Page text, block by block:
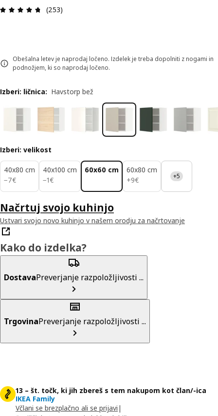
Ocena in komentar: 4.7 od skupno 5 zvezdic.
(253)
Obešalna letev je naprodaj ločeno. Izdelek je treba dopolniti z nogami in
podnožjem, ki so naprodaj ločeno.
Izberi: ličnica: Havstorp bež
Izberi: velikost
40x80 cm
−7€
7€
40x100 cm
−1€
1€
60x60 cm
60x80 cm
+9€
9€ +5
Načrtuj svojo kuhinjo
Ustvari svojo novo kuhinjo v našem orodju za načrtovanje
Kako do izdelka?
DostavaPreverjanje razpoložljivosti ...
TrgovinaPreverjanje razpoložljivosti ...
13 – št. točk, ki jih zbereš s tem nakupom kot član/-ica
IKEA Family
Včlani se brezplačno ali se prijavi |